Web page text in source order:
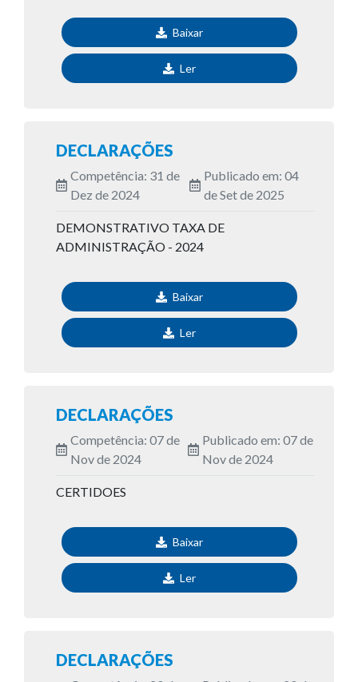
Baixar
Ler
DECLARAÇÕES
Competência: 31 de
Dez de 2024
Publicado em: 04
de Set de 2025
DEMONSTRATIVO TAXA DE
ADMINISTRAÇÃO - 2024
Baixar
Ler
DECLARAÇÕES
Competência: 07 de
Nov de 2024
Publicado em: 07 de
Nov de 2024
CERTIDOES
Baixar
Ler
DECLARAÇÕES